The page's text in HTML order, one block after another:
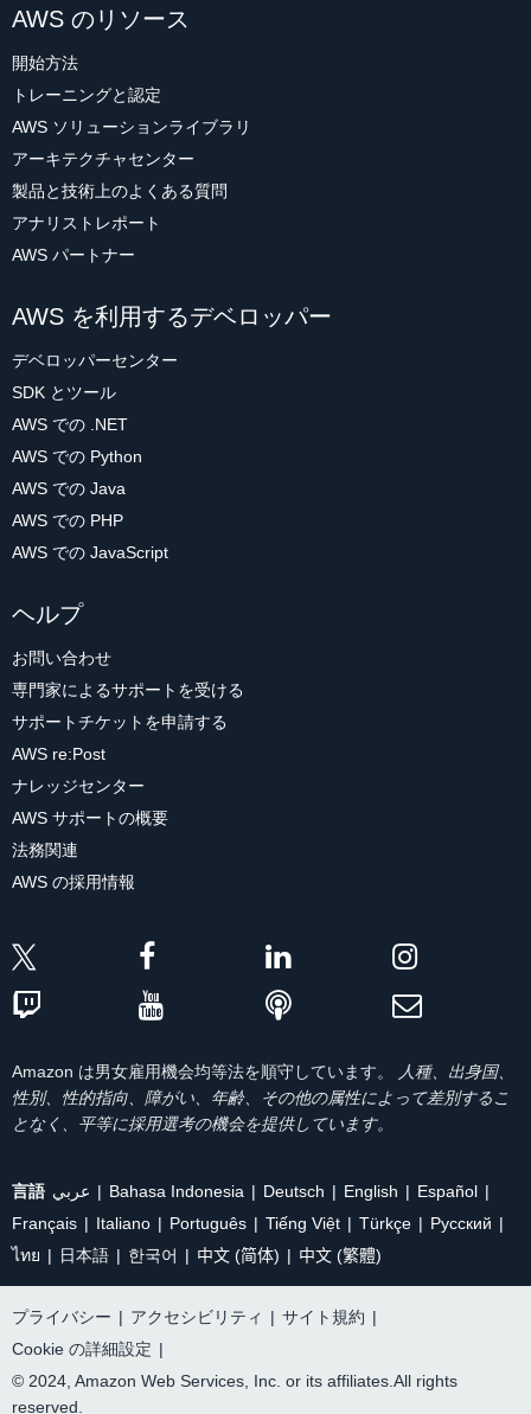
AWS のリソース
開始方法
トレーニングと認定
AWS ソリューションライブラリ
アーキテクチャセンター
製品と技術上のよくある質問
アナリストレポート
AWS パートナー
AWS を利用するデベロッパー
デベロッパーセンター
SDK とツール
AWS での .NET
AWS での Python
AWS での Java
AWS での PHP
AWS での JavaScript
ヘルプ
お問い合わせ
専門家によるサポートを受ける
サポートチケットを申請する
AWS re:Post
ナレッジセンター
AWS サポートの概要
法務関連
AWS の採用情報
Amazon は男女雇用機会均等法を順守しています。
人種、出身国、
性別、性的指向、障がい、年齢、その他の属性によって差別するこ
となく、平等に採用選考の機会を提供しています。
言語 عربي Bahasa Indonesia Deutsch English
Español
Français
Italiano Português Tiếng Việt Türkçe
Ρусский
ไทย
日本語 한국어 中文 (简体) 中文 (繁體)
プライバシー | アクセシビリティ | サイト規約 |
Cookie の詳細設定 |
© 2024, Amazon Web Services, Inc. or its affiliates.All rights
reserved.